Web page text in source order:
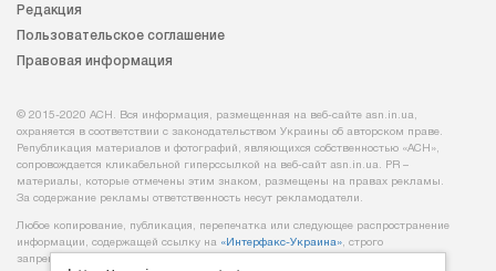
Редакция
Пользовательское соглашение
Правовая информация
© 2015-2020 АСН. Вся информация, размещенная на веб-сайте asn.in.ua,
охраняется в соответствии с законодательством Украины об авторском праве.
Републикация материалов и фотографий, являющихся собственностью «АСН»,
сопровождается кликабельной гиперссылкой на веб-сайт asn.іn.ua. PR –
материалы, которые отмечены этим знаком, размещены на правах рекламы.
За содержание рекламы ответственность несут рекламодатели.
Любое копирование, публикация, перепечатка или следующее распространение
информации, содержащей ссылку на «Интерфакс-Украина», строго
запрещается.